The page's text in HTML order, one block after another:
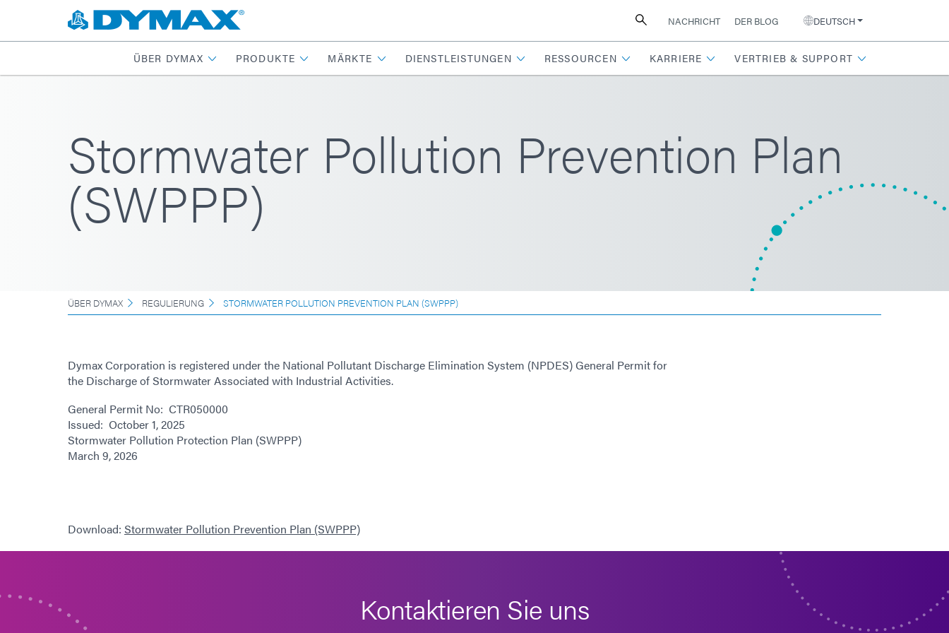
NACHRICHT DER BLOG DEUTSCH
ÜBER DYMAX PRODUKTE MÄRKTE DIENSTLEISTUNGEN RESSOURCEN KARRIERE VERTRIEB & SUPPORT
Stormwater Pollution Prevention Plan
(SWPPP)
ÜBER DYMAX REGULIERUNG STORMWATER POLLUTION PREVENTION PLAN (SWPPP)
Dymax Corporation is registered under the National Pollutant Discharge Elimination System (NPDES) General Permit for
the Discharge of Stormwater Associated with Industrial Activities.
General Permit No: CTR050000
Issued: October 1, 2025
Stormwater Pollution Protection Plan (SWPPP)
March 9, 2026
Download: Stormwater Pollution Prevention Plan (SWPPP)
Kontaktieren Sie uns